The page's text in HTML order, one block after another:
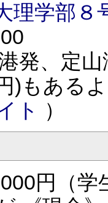
理学部８
発、定
)もある
ト
）
円（学